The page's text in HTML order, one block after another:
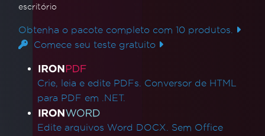
escritório
Obtenha o pacote completo com 10 produtos.
Comece seu teste gratuito
Links de produtos
Crie, leia e edite PDFs. Conversor de HTML
para PDF em .NET.
Edite arquivos Word DOCX. Sem Office